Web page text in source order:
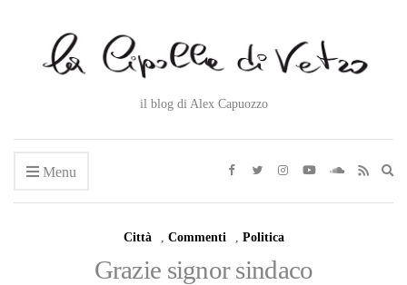
il blog di Alex Capuozzo
Menu
Città Commenti Politica
Grazie signor sindaco